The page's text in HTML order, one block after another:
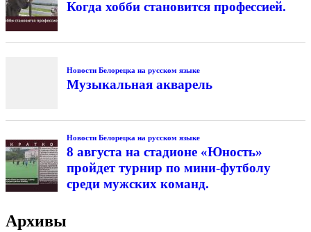
Когда хобби становится профессией.
Новости Белорецка на русском языке
Музыкальная акварель
Новости Белорецка на русском языке
8 августа на стадионе «Юность»
пройдет турнир по мини-футболу
среди мужских команд.
Архивы